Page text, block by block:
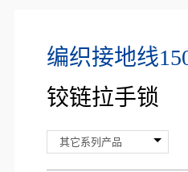
编织接地线
铰链拉手锁
其它系列产品